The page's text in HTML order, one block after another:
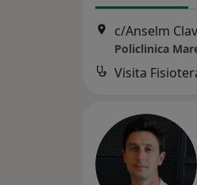
c/Anselm
Policlinica
Visita